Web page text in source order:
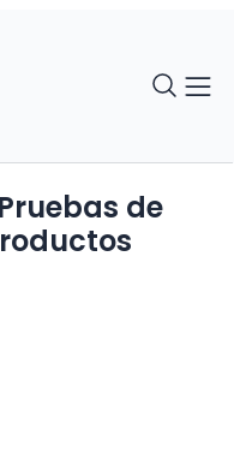
de